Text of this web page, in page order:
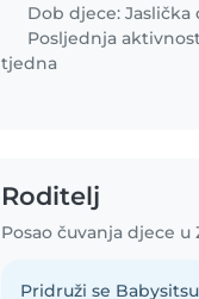
Dob djece:Jaslička
Posljednja
tjedna
Roditelj
Pridruži se